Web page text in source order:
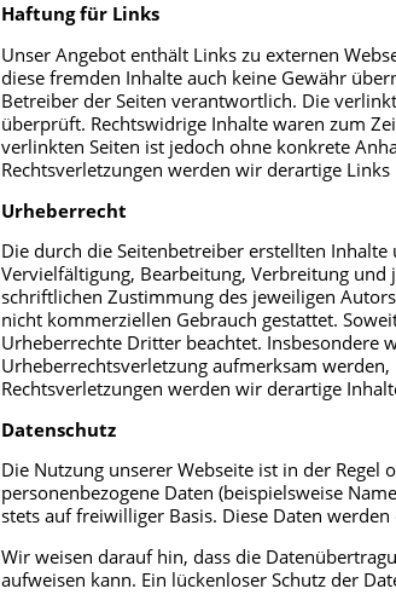
Haftung für Links
Unser Angebot enthält Links zu externen
diese fremden Inhalte auch keine Gewähr
Betreiber der Seiten verantwortlich. Die
überprüft. Rechtswidrige Inhalte waren zum
verlinkten Seiten ist jedoch ohne konkrete
Rechtsverletzungen werden wir derartige
Urheberrecht
Die durch die Seitenbetreiber erstellten
Vervielfältigung, Bearbeitung, Verbreitung
schriftlichen Zustimmung des jeweiligen
nicht kommerziellen Gebrauch gestattet.
Urheberrechte Dritter beachtet. Insbesondere
Urheberrechtsverletzung aufmerksam
Rechtsverletzungen werden wir derartige
Datenschutz
Die Nutzung unserer Webseite ist in der Regel
personenbezogene Daten (beispielsweise
stets auf freiwilliger Basis. Diese Daten
Wir weisen darauf hin, dass die
aufweisen kann. Ein lückenloser Schutz der